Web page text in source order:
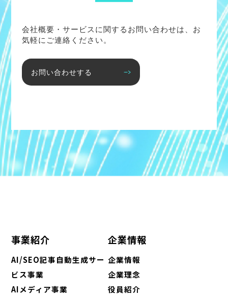
会社概要・サービスに関するお問い合わせは、お
気軽にご連絡ください。
お問い合わせする
事業紹介
AI/SEO記事自動生成サー
ビス事業
AIメディア事業
企業情報
企業情報
企業理念
役員紹介